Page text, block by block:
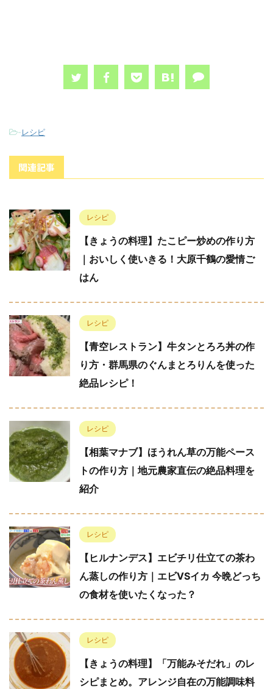
-レシピ
関連記事
レシピ
【きょうの料理】たこピー炒めの作り方
｜おいしく使いきる！大原千鶴の愛情ご
はん
レシピ
【青空レストラン】牛タンとろろ丼の作
り方・群馬県のぐんまとろりんを使った
絶品レシピ！
レシピ
【相葉マナブ】ほうれん草の万能ペース
トの作り方｜地元農家直伝の絶品料理を
紹介
レシピ
【ヒルナンデス】エビチリ仕立ての茶わ
ん蒸しの作り方｜エビVSイカ 今晩どっち
の食材を使いたくなった？
レシピ
【きょうの料理】「万能みそだれ」のレ
シピまとめ。アレンジ自在の万能調味料